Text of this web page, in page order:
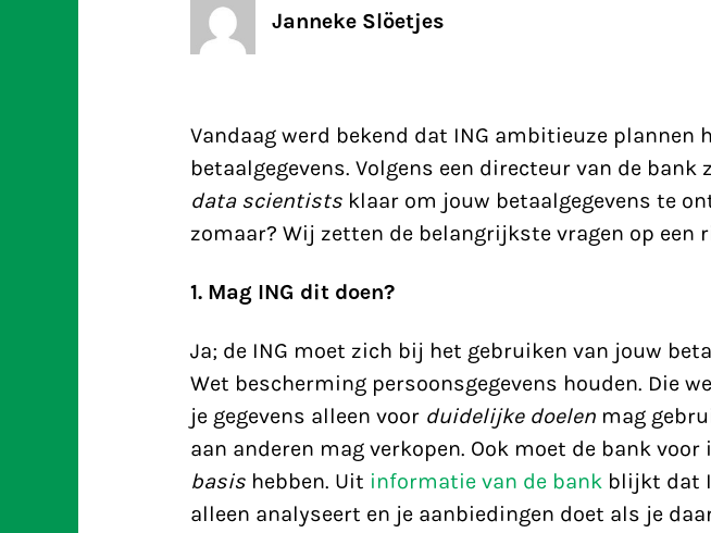
Janneke Slöetjes
Vandaag werd bekend dat ING ambitieuze plannen
betaalgegevens. Volgens een directeur van de bank
data scientistsklaar om jouw betaalgegevens te
zomaar? Wij zetten de belangrijkste vragen op een
1. Mag ING dit doen?
Ja; de ING moet zich bij het gebruiken van jouw
Wet bescherming persoonsgegevens houden. Die
je gegevens alleen voor duidelijke doelenmag
aan anderen mag verkopen. Ook moet de bank voor
basishebben. Uit informatie van de bank blijkt dat
alleen analyseert en je aanbiedingen doet als je